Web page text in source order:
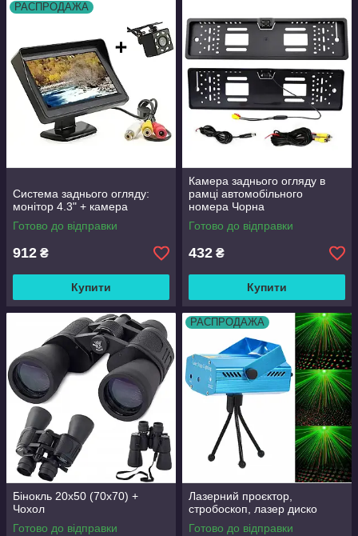
РАСПРОДАЖА
Система заднього огляду:
монітор 4.3" + камера
Готово до відправки
912 ₴
Купити
Камера заднього огляду в
рамці автомобільного
номера Чорна
Готово до відправки
432 ₴
Купити
Бінокль 20x50 (70x70) +
Чохол
Готово до відправки
РАСПРОДАЖА
Лазерний проєктор,
стробоскоп, лазер диско
Готово до відправки